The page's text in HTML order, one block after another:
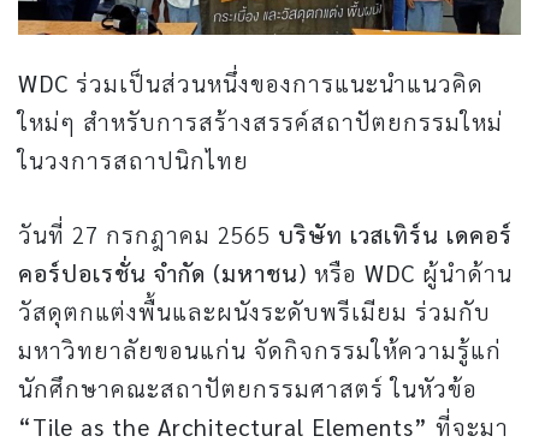
WDC ร่วมเป็นส่วนหนึ่งของการแนะนำแนวคิด
ใหม่ๆ สำหรับการสร้างสรรค์สถาปัตยกรรมใหม่
ในวงการสถาปนิกไทย
วันที่ 27 กรกฎาคม 2565 บริษัท เวสเทิร์น เดคอร์
คอร์ปอเรชั่น จำกัด (มหาชน) หรือ WDC ผู้นําด้าน
วัสดุตกแต่งพื้นและผนังระดับพรีเมียม ร่วมกับ
มหาวิทยาลัยขอนแก่น จัดกิจกรรมให้ความรู้แก่
นักศึกษาคณะสถาปัตยกรรมศาสตร์ ในหัวข้อ
“Tile as the Architectural Elements” ที่จะมา